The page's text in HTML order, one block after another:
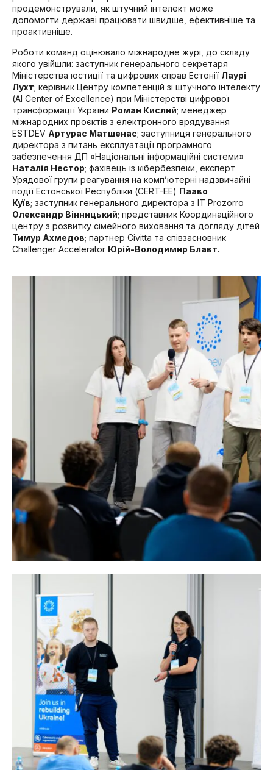
продемонстрували, як штучний інтелект може
допомогти державі працювати швидше, ефективніше та
проактивніше.
Роботи команд оцінювало міжнародне журі, до складу
якого увійшли: заступник генерального секретаря
Міністерства юстиції та цифрових справ Естонії Лаурі
Лухт; керівник Центру компетенцій зі штучного інтелекту
(AI Center of Excellence) при Міністерстві цифрової
трансформації України Роман Кислий; менеджер
міжнародних проєктів з електронного врядування
ESTDEV Артурас Матшенас; заступниця генерального
директора з питань експлуатації програмного
забезпечення ДП «Національні інформаційні системи»
Наталія Нестор; фахівець із кібербезпеки, експерт
Урядової групи реагування на комп’ютерні надзвичайні
події Естонської Республіки (CERT-EE) Пааво
Куїв; заступник генерального директора з IT Prozorro
Олександр Вінницький; представник Координаційного
центру з розвитку сімейного виховання та догляду дітей
Тимур Ахмедов; партнер Civitta та співзасновник
Challenger Accelerator Юрій-Володимир Блавт.